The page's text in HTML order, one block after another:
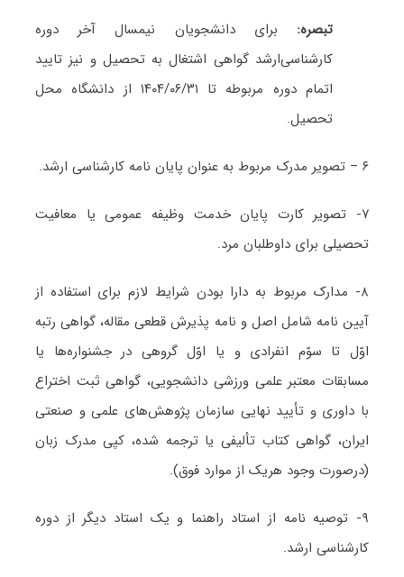
تبصره: برای دانشجویان نیمسال آخر دوره
کارشناسی‌ارشد گواهی اشتغال به تحصیل و نیز تایید
اتمام دوره مربوطه تا ۱۴۰۴/۰۶/۳۱ از دانشگاه محل
تحصیل.
۶ – تصویر مدرک مربوط به عنوان پایان نامه کارشناسی ارشد.
۷- تصویر کارت پایان خدمت وظیفه عمومی یا معافیت
تحصیلی برای داوطلبان مرد.
۸- مدارک مربوط به دارا بودن شرایط لازم برای استفاده از
آیین نامه شامل اصل و نامه پذیرش قطعی مقاله، گواهی رتبه
اوّل تا سوّم انفرادی و یا اوّل گروهی در جشنواره‌ها یا
مسابقات معتبر علمی ورزشی دانشجویی، گواهی ثبت اختراع
با داوری و تأیید نهایی سازمان پژوهش‌های علمی و صنعتی
ایران، گواهی کتاب تألیفی یا ترجمه شده، کپی مدرک زبان
(درصورت وجود هریک از موارد فوق).
۹- توصیه نامه از استاد راهنما و یک استاد دیگر از دوره
کارشناسی ارشد.